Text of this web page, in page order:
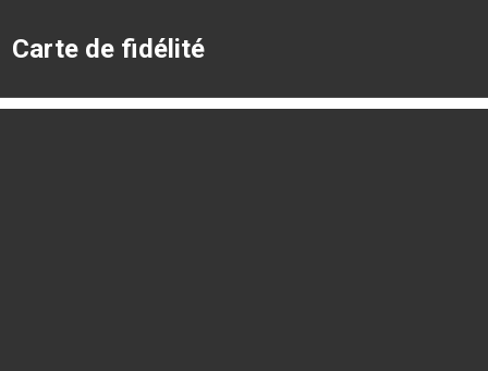
Carte de fidélité